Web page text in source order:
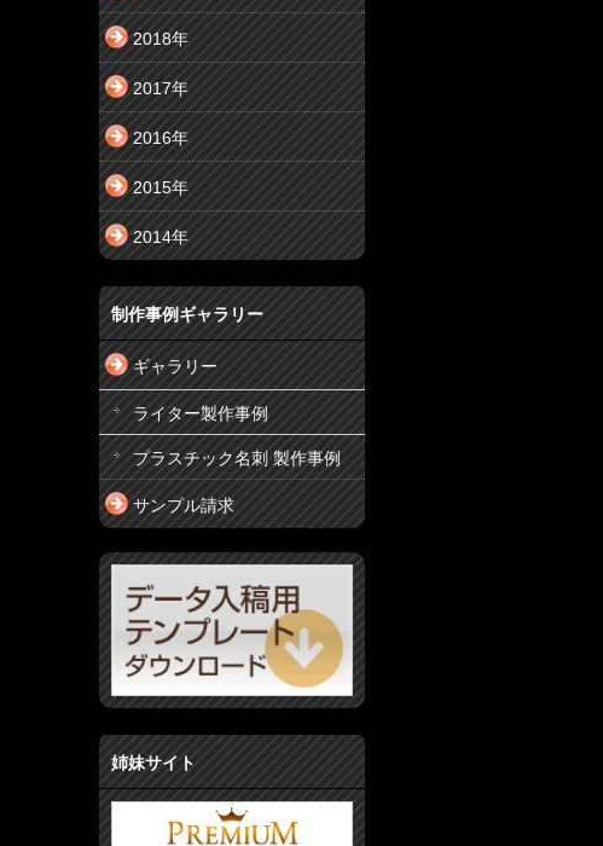
2018年
2017年
2016年
2015年
2014年
制作事例ギャラリー
ギャラリー
ライター製作事例
プラスチック名刺 製作事例
サンプル請求
姉妹サイト